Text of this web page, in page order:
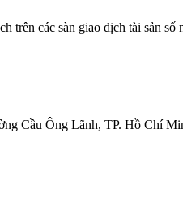
trên các sàn giao dịch tài
Cầu Ông Lãnh, TP. Hồ Chí